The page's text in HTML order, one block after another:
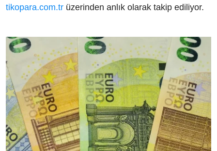
tikopara.com.tr üzerinden anlık olarak takip ediliyor.